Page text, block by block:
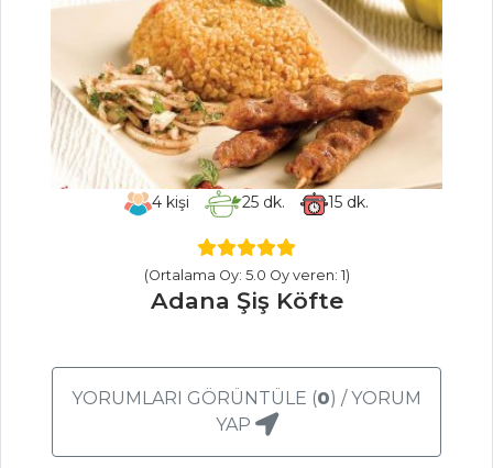
4kişi 25 dk. 15 dk.
(Ortalama Oy: 5.0 Oy veren: 1)
Adana Şiş Köfte
YORUMLARI GÖRÜNTÜLE (0) / YORUM
YAP